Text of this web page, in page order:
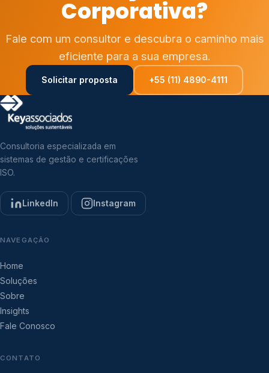
Corporativa?
Fale com um consultor e descubra o caminho mais
eficiente para a sua empresa.
Solicitar proposta +55 (11) 4890-4111
Consultoria especializada em
sistemas de gestão e certificações
ISO.
LinkedIn Instagram
NAVEGAÇÃO
Home
Soluções
Sobre
Insights
Fale Conosco
CONTATO